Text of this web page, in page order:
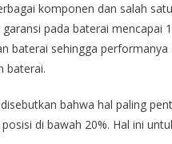
komponen dan salah
pada baterai mencapai
baterai sehingga
baterai.
bahwa hal paling
di bawah 20%. Hal ini